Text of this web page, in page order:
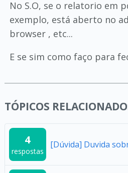
No S.O, se o relatorio em
exemplo, está aberto no
browser , etc...
E se sim como faço para
TÓPICOS
4
respostas
[Dúvida] Duvida